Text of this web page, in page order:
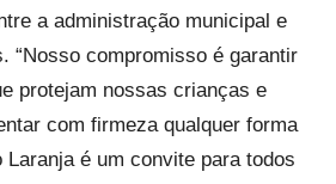
a administração municipal e
“Nosso compromisso é garantir
protejam nossas crianças e
com firmeza qualquer forma
é um convite para todos